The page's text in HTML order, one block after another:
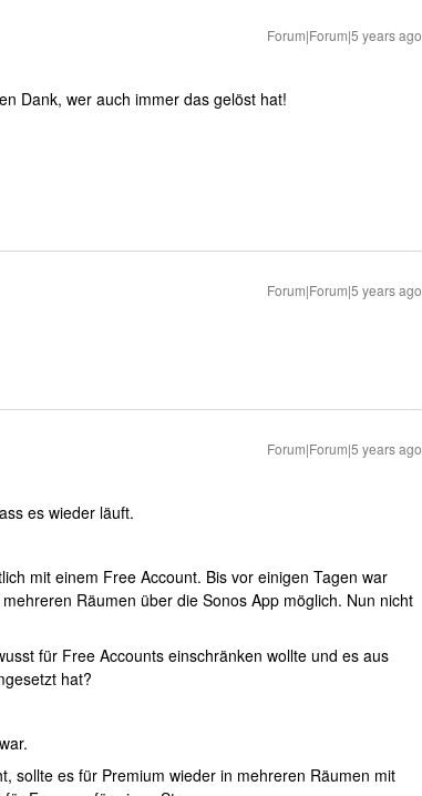
Forum|Forum|5 years ago
Dank, wer auch immer das gelöst hat!
Forum|Forum|5 years ago
Forum|Forum|5 years ago
es wieder läuft.
mit einem Free Account. Bis vor einigen Tagen war
Räumen über die Sonos App möglich. Nun nicht
für Free Accounts einschränken wollte und es aus
hat?
sollte es für Premium wieder in mehreren Räumen mit